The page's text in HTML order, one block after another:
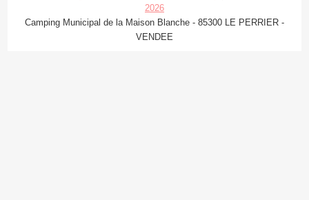
2026
Camping Municipal de la Maison Blanche - 85300 LE PERRIER -
VENDEE